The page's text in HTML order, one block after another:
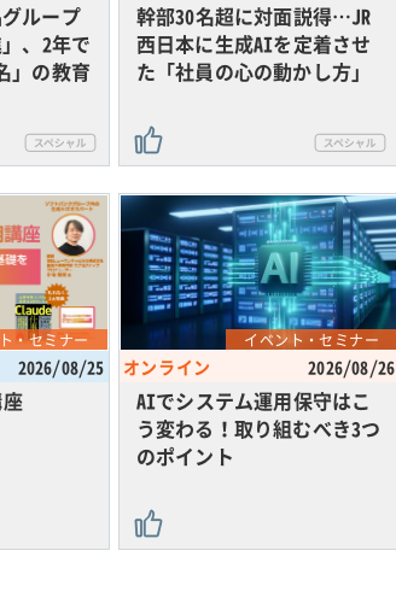
ループ
、2年で
」の教育
幹部30名超に対面説得…JR
西日本に生成AIを定着させ
た「社員の心の動かし方」
・セミナー
2026/08/25
イベント・セミナー
オンライン 2026/08/26
AIでシステム運用保守はこ
う変わる！取り組むべき3つ
のポイント